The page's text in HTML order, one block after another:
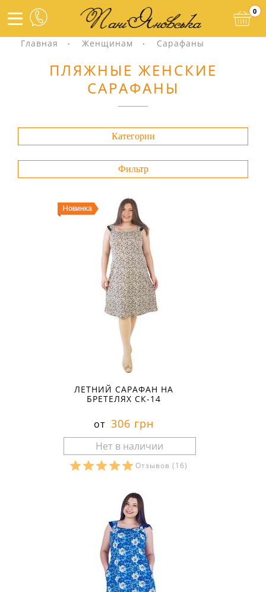
0
Главная Женщинам Сарафаны
ПЛЯЖНЫЕ ЖЕНСКИЕ
САРАФАНЫ
Категории
Фильтр
ЛЕТНИЙ САРАФАН НА
БРЕТЕЛЯХ СК-14
от 306 грн
Отзывов (16)